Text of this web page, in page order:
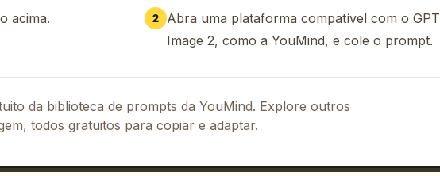
foie gras selados rotulados como "法式鹅肝 / 双面焦脆";
negras rotulada como "黑松露酱 / 块菌含量≥12%"; 4)
rotulado como "布里欧修面包 / 黄油比例18%".
BENEFITS / 产品卖点". Inclua exatamente 4 linhas
com ícones circulares escuros e texto em chinês: 1)
acima. 2 Abra uma plataforma compatível com o GPT
Image 2, como a YouMind, e cole o prompt.
da biblioteca de prompts da YouMind. Explore outros
todos gratuitos para copiar e adaptar.